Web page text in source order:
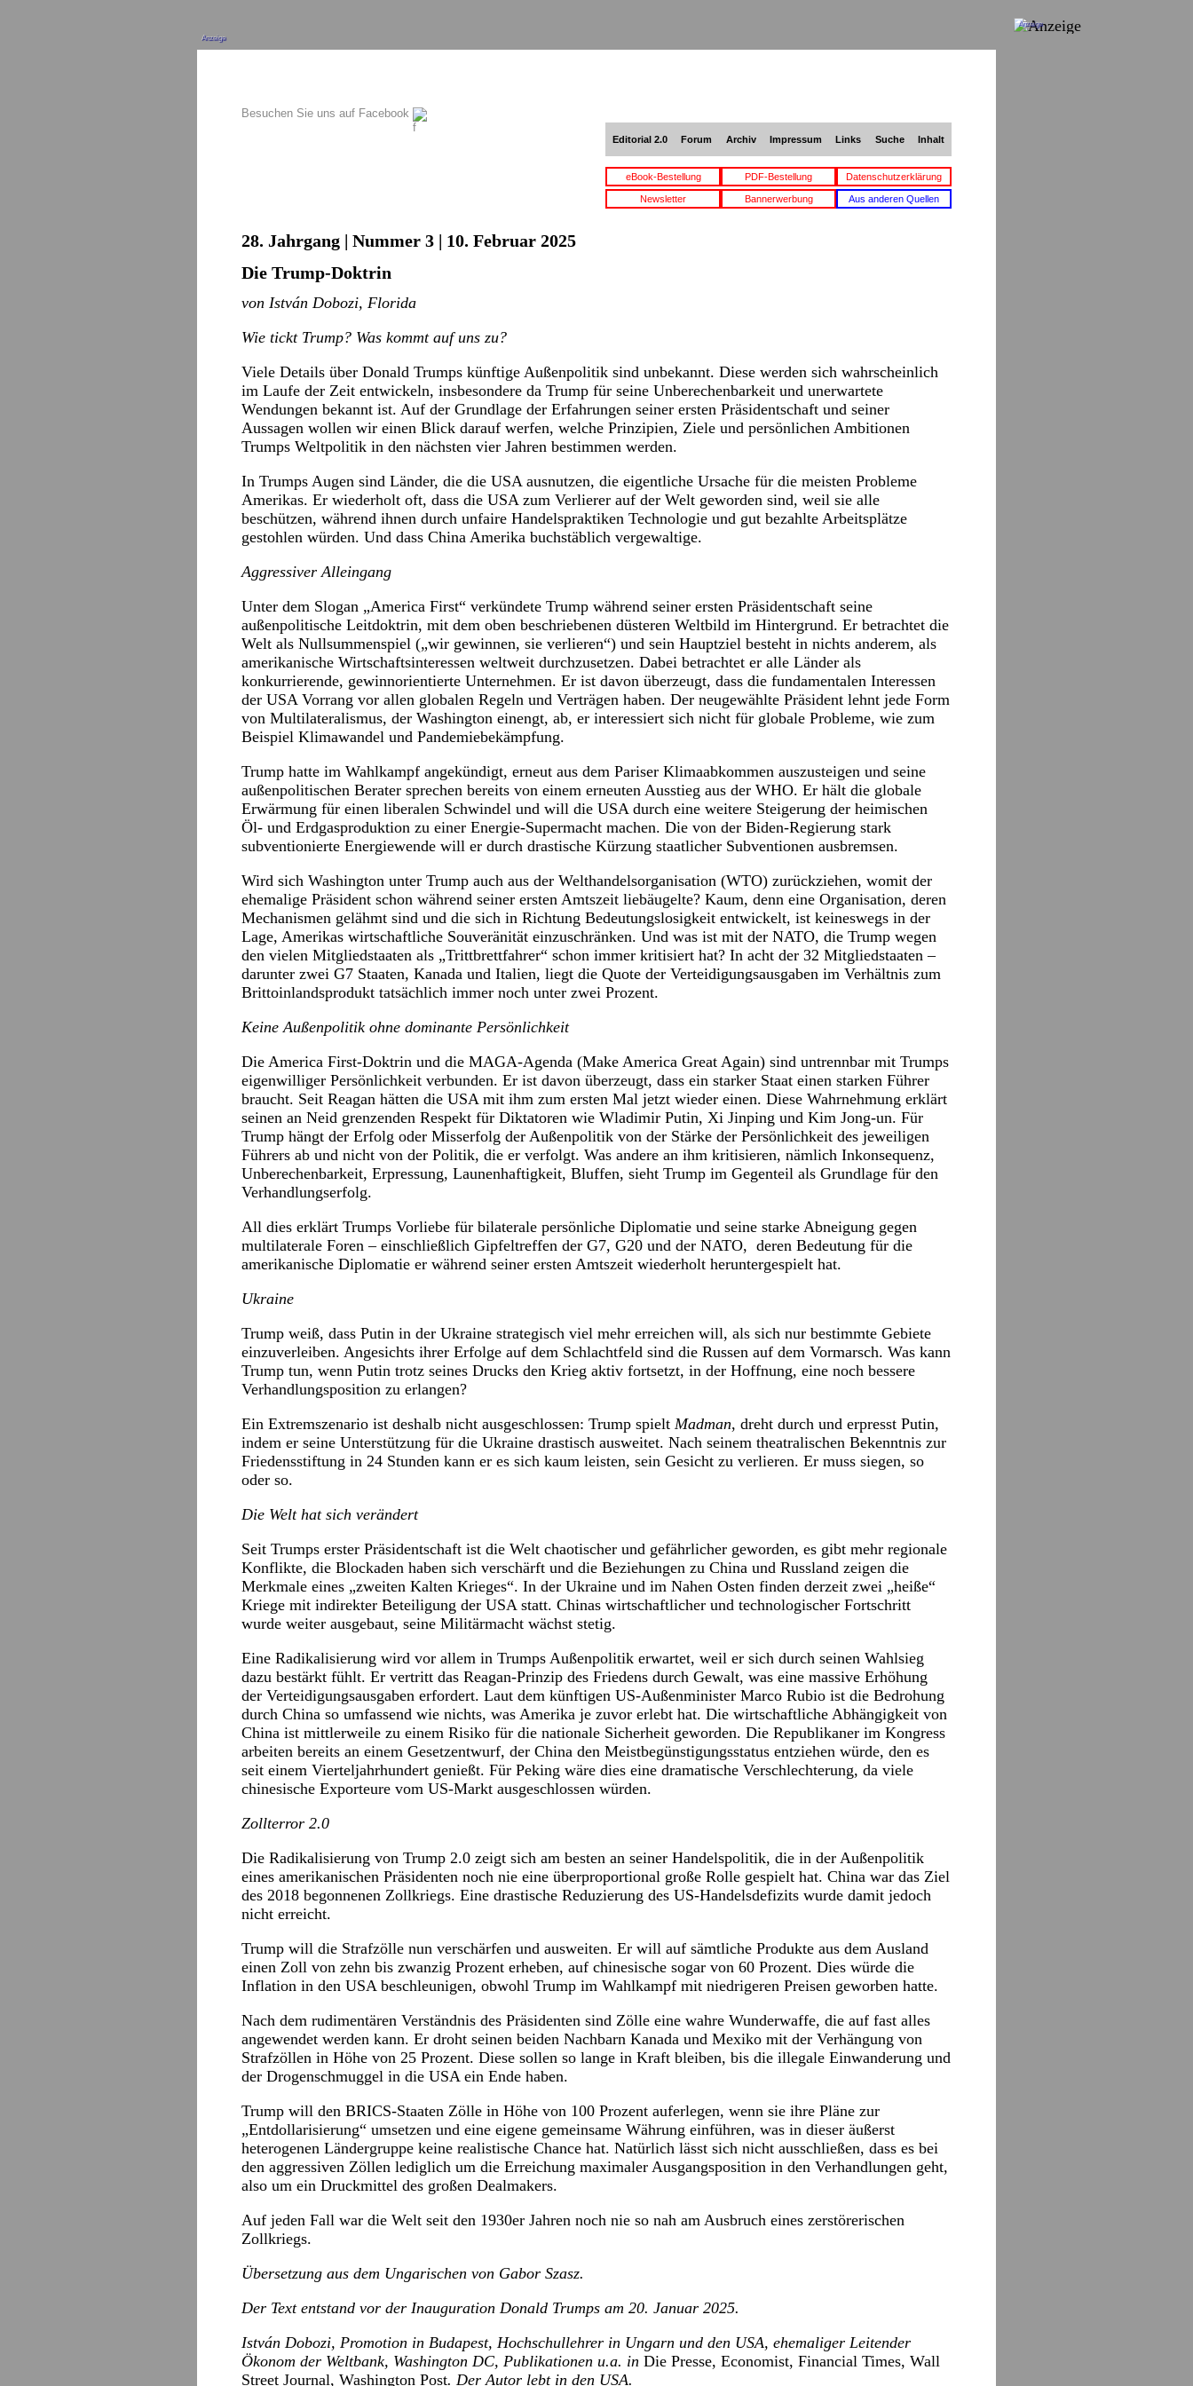
Anzeige
Besuchen Sie uns auf Facebook
Editorial 2.0 Forum Archiv Impressum Links Suche Inhalt
eBook-Bestellung PDF-Bestellung Datenschutzerklärung
Newsletter Bannerwerbung Aus anderen Quellen
28. Jahrgang | Nummer 3 | 10. Februar 2025
Die Trump-Doktrin
von István Dobozi, Florida
Wie tickt Trump? Was kommt auf uns zu?
Viele Details über Donald Trumps künftige Außenpolitik sind unbekannt. Diese werden sich wahrscheinlich
im Laufe der Zeit entwickeln, insbesondere da Trump für seine Unberechenbarkeit und unerwartete
Wendungen bekannt ist. Auf der Grundlage der Erfahrungen seiner ersten Präsidentschaft und seiner
Aussagen wollen wir einen Blick darauf werfen, welche Prinzipien, Ziele und persönlichen Ambitionen
Trumps Weltpolitik in den nächsten vier Jahren bestimmen werden.
In Trumps Augen sind Länder, die die USA ausnutzen, die eigentliche Ursache für die meisten Probleme
Amerikas. Er wiederholt oft, dass die USA zum Verlierer auf der Welt geworden sind, weil sie alle
beschützen, während ihnen durch unfaire Handelspraktiken Technologie und gut bezahlte Arbeitsplätze
gestohlen würden. Und dass China Amerika buchstäblich vergewaltige.
Aggressiver Alleingang
Unter dem Slogan „America First“ verkündete Trump während seiner ersten Präsidentschaft seine
außenpolitische Leitdoktrin, mit dem oben beschriebenen düsteren Weltbild im Hintergrund. Er betrachtet die
Welt als Nullsummenspiel („wir gewinnen, sie verlieren“) und sein Hauptziel besteht in nichts anderem, als
amerikanische Wirtschaftsinteressen weltweit durchzusetzen. Dabei betrachtet er alle Länder als
konkurrierende, gewinnorientierte Unternehmen. Er ist davon überzeugt, dass die fundamentalen Interessen
der USA Vorrang vor allen globalen Regeln und Verträgen haben. Der neugewählte Präsident lehnt jede Form
von Multilateralismus, der Washington einengt, ab, er interessiert sich nicht für globale Probleme, wie zum
Beispiel Klimawandel und Pandemiebekämpfung.
Trump hatte im Wahlkampf angekündigt, erneut aus dem Pariser Klimaabkommen auszusteigen und seine
außenpolitischen Berater sprechen bereits von einem erneuten Ausstieg aus der WHO. Er hält die globale
Erwärmung für einen liberalen Schwindel und will die USA durch eine weitere Steigerung der heimischen
Öl- und Erdgasproduktion zu einer Energie-Supermacht machen. Die von der Biden-Regierung stark
subventionierte Energiewende will er durch drastische Kürzung staatlicher Subventionen ausbremsen.
Wird sich Washington unter Trump auch aus der Welthandelsorganisation (WTO) zurückziehen, womit der
ehemalige Präsident schon während seiner ersten Amtszeit liebäugelte? Kaum, denn eine Organisation, deren
Mechanismen gelähmt sind und die sich in Richtung Bedeutungslosigkeit entwickelt, ist keineswegs in der
Lage, Amerikas wirtschaftliche Souveränität einzuschränken. Und was ist mit der NATO, die Trump wegen
den vielen Mitgliedstaaten als „Trittbrettfahrer“ schon immer kritisiert hat? In acht der 32 Mitgliedstaaten –
darunter zwei G7 Staaten, Kanada und Italien, liegt die Quote der Verteidigungsausgaben im Verhältnis zum
Brittoinlandsprodukt tatsächlich immer noch unter zwei Prozent.
Keine Außenpolitik ohne dominante Persönlichkeit
Die America First-Doktrin und die MAGA-Agenda (Make America Great Again) sind untrennbar mit Trumps
eigenwilliger Persönlichkeit verbunden. Er ist davon überzeugt, dass ein starker Staat einen starken Führer
braucht. Seit Reagan hätten die USA mit ihm zum ersten Mal jetzt wieder einen. Diese Wahrnehmung erklärt
seinen an Neid grenzenden Respekt für Diktatoren wie Wladimir Putin, Xi Jinping und Kim Jong-un. Für
Trump hängt der Erfolg oder Misserfolg der Außenpolitik von der Stärke der Persönlichkeit des jeweiligen
Führers ab und nicht von der Politik, die er verfolgt. Was andere an ihm kritisieren, nämlich Inkonsequenz,
Unberechenbarkeit, Erpressung, Launenhaftigkeit, Bluffen, sieht Trump im Gegenteil als Grundlage für den
Verhandlungserfolg.
All dies erklärt Trumps Vorliebe für bilaterale persönliche Diplomatie und seine starke Abneigung gegen
multilaterale Foren – einschließlich Gipfeltreffen der G7, G20 und der NATO, deren Bedeutung für die
amerikanische Diplomatie er während seiner ersten Amtszeit wiederholt heruntergespielt hat.
Ukraine
Trump weiß, dass Putin in der Ukraine strategisch viel mehr erreichen will, als sich nur bestimmte Gebiete
einzuverleiben. Angesichts ihrer Erfolge auf dem Schlachtfeld sind die Russen auf dem Vormarsch. Was kann
Trump tun, wenn Putin trotz seines Drucks den Krieg aktiv fortsetzt, in der Hoffnung, eine noch bessere
Verhandlungsposition zu erlangen?
Ein Extremszenario ist deshalb nicht ausgeschlossen: Trump spielt Madman, dreht durch und erpresst Putin,
indem er seine Unterstützung für die Ukraine drastisch ausweitet. Nach seinem theatralischen Bekenntnis zur
Friedensstiftung in 24 Stunden kann er es sich kaum leisten, sein Gesicht zu verlieren. Er muss siegen, so
oder so.
Die Welt hat sich verändert
Seit Trumps erster Präsidentschaft ist die Welt chaotischer und gefährlicher geworden, es gibt mehr regionale
Konflikte, die Blockaden haben sich verschärft und die Beziehungen zu China und Russland zeigen die
Merkmale eines „zweiten Kalten Krieges“. In der Ukraine und im Nahen Osten finden derzeit zwei „heiße“
Kriege mit indirekter Beteiligung der USA statt. Chinas wirtschaftlicher und technologischer Fortschritt
wurde weiter ausgebaut, seine Militärmacht wächst stetig.
Eine Radikalisierung wird vor allem in Trumps Außenpolitik erwartet, weil er sich durch seinen Wahlsieg
dazu bestärkt fühlt. Er vertritt das Reagan-Prinzip des Friedens durch Gewalt, was eine massive Erhöhung
der Verteidigungsausgaben erfordert. Laut dem künftigen US-Außenminister Marco Rubio ist die Bedrohung
durch China so umfassend wie nichts, was Amerika je zuvor erlebt hat. Die wirtschaftliche Abhängigkeit von
China ist mittlerweile zu einem Risiko für die nationale Sicherheit geworden. Die Republikaner im Kongress
arbeiten bereits an einem Gesetzentwurf, der China den Meistbegünstigungsstatus entziehen würde, den es
seit einem Vierteljahrhundert genießt. Für Peking wäre dies eine dramatische Verschlechterung, da viele
chinesische Exporteure vom US-Markt ausgeschlossen würden.
Zollterror 2.0
Die Radikalisierung von Trump 2.0 zeigt sich am besten an seiner Handelspolitik, die in der Außenpolitik
eines amerikanischen Präsidenten noch nie eine überproportional große Rolle gespielt hat. China war das Ziel
des 2018 begonnenen Zollkriegs. Eine drastische Reduzierung des US-Handelsdefizits wurde damit jedoch
nicht erreicht.
Trump will die Strafzölle nun verschärfen und ausweiten. Er will auf sämtliche Produkte aus dem Ausland
einen Zoll von zehn bis zwanzig Prozent erheben, auf chinesische sogar von 60 Prozent. Dies würde die
Inflation in den USA beschleunigen, obwohl Trump im Wahlkampf mit niedrigeren Preisen geworben hatte.
Nach dem rudimentären Verständnis des Präsidenten sind Zölle eine wahre Wunderwaffe, die auf fast alles
angewendet werden kann. Er droht seinen beiden Nachbarn Kanada und Mexiko mit der Verhängung von
Strafzöllen in Höhe von 25 Prozent. Diese sollen so lange in Kraft bleiben, bis die illegale Einwanderung und
der Drogenschmuggel in die USA ein Ende haben.
Trump will den BRICS-Staaten Zölle in Höhe von 100 Prozent auferlegen, wenn sie ihre Pläne zur
„Entdollarisierung“ umsetzen und eine eigene gemeinsame Währung einführen, was in dieser äußerst
heterogenen Ländergruppe keine realistische Chance hat. Natürlich lässt sich nicht ausschließen, dass es bei
den aggressiven Zöllen lediglich um die Erreichung maximaler Ausgangsposition in den Verhandlungen geht,
also um ein Druckmittel des großen Dealmakers.
Auf jeden Fall war die Welt seit den 1930er Jahren noch nie so nah am Ausbruch eines zerstörerischen
Zollkriegs.
Übersetzung aus dem Ungarischen von Gabor Szasz.
Der Text entstand vor der Inauguration Donald Trumps am 20. Januar 2025.
István Dobozi, Promotion in Budapest, Hochschullehrer in Ungarn und den USA, ehemaliger Leitender
Ökonom der Weltbank, Washington DC, Publikationen u.a. in Die Presse, Economist, Financial Times, Wall
Street Journal, Washington Post. Der Autor lebt in den USA.
Anzeige